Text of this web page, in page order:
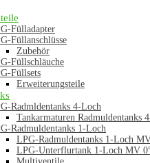
Fülladapter
Füllanschlüsse
Zubehör
Füllschläuche
Füllsets
Erweiterungsteile
Radmldentanks 4-Loch
Tankarmaturen Radmuldentanks
Radmuldentanks 1-Loch
LPG-Radmuldentanks 1-Loch
LPG-Unterflurtank 1-Loch MV